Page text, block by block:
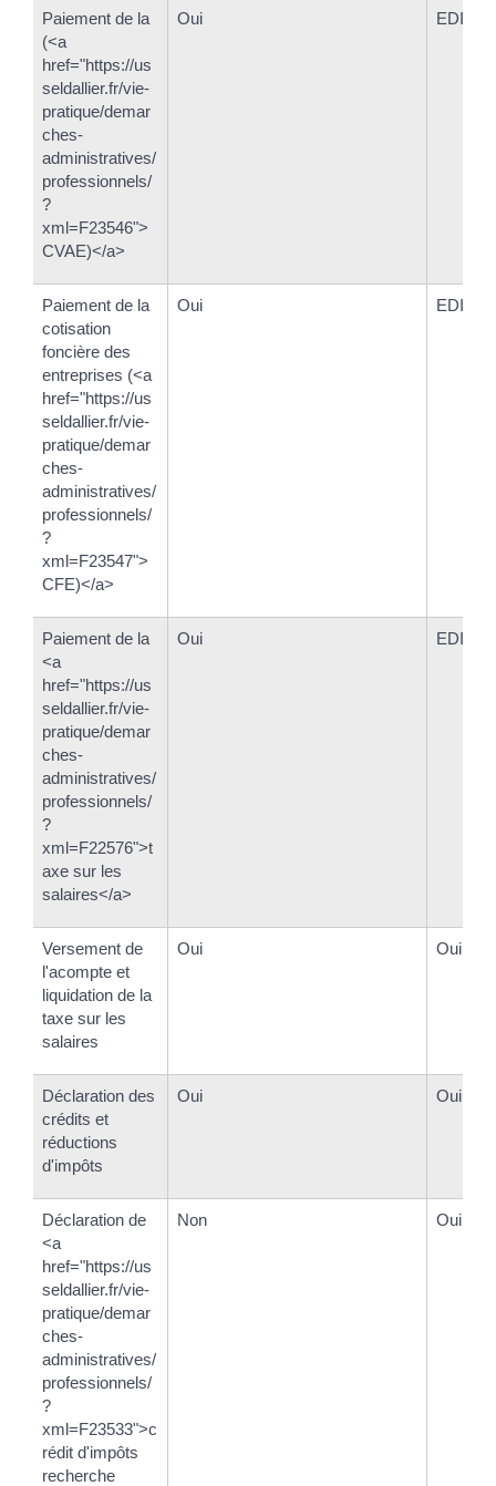
Paiement de la
(<a
href="https://us
seldallier.fr/vie-
pratique/demar
ches-
administratives/
professionnels/
?
xml=F23546">
CVAE)</a>
Oui EDI-
Paiement de la
cotisation
foncière des
entreprises (<a
href="https://us
seldallier.fr/vie-
pratique/demar
ches-
administratives/
professionnels/
?
xml=F23547">
CFE)</a>
Oui EDI-
Paiement de la
<a
href="https://us
seldallier.fr/vie-
pratique/demar
ches-
administratives/
professionnels/
?
xml=F22576">t
axe sur les
salaires</a>
Oui EDI-
Versement de
l'acompte et
liquidation de la
taxe sur les
salaires
Oui Oui
Déclaration des
crédits et
réductions
d'impôts
Oui Oui
Déclaration de
<a
href="https://us
seldallier.fr/vie-
pratique/demar
ches-
administratives/
professionnels/
?
xml=F23533">c
rédit d'impôts
recherche
Non Oui